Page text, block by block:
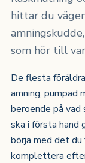
hittar du
som hör till
De flesta
amning, pumpad
beroende på vad
ska i första hand
börja med det
komplettera